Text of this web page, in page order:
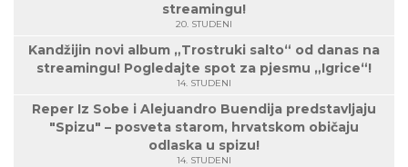
streamingu!
20. STUDENI
Kandžijin novi album „Trostruki salto“ od danas na
streamingu! Pogledajte spot za pjesmu „Igrice“!
14. STUDENI
Reper Iz Sobe i Alejuandro Buendija predstavljaju
"Spizu" – posveta starom, hrvatskom običaju
odlaska u spizu!
14. STUDENI